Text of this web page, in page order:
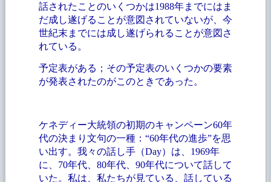
話されたことのいくつかは1988年までにはま
だ成し遂げることが意図されていないが、今
世紀末までには成し遂げられることが意図さ
れている。
予定表がある；その予定表のいくつかの要素
が発表されたのがこのときであった。
ケネディー大統領の初期のキャンペーン60年
代の決まり文句の一種：“60年代の進歩”を思
い出す。我々の話し手（Day）は、1969年
に、70年代、80年代、90年代について話して
いた。私は、私たちが見ている、話している